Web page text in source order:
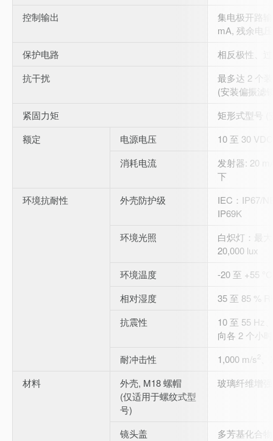
控制输出
集电极开路
mA, 残余电
保护电路
相反极性、
抗干扰
最多达 2 个
(安装偏振滤
紧固力矩
矩形式型号 (
额定
电源电压
10 至 30
消耗电流
发射器: 20
下
环境抗耐性
外壳防护级
IEC：IP67/
IP69K
环境光照
白炽灯：最
20,000 lux
环境温度
-20 至 +55
相对湿度
35 至 85 %
抗震性
10 至 55 Hz
向各 2 个小时
耐冲击性
1,000 m/s2
材料
外壳, M18 螺帽
(仅适用于螺纹式型
号)
玻璃纤维增
镜头盖 多芳基化合